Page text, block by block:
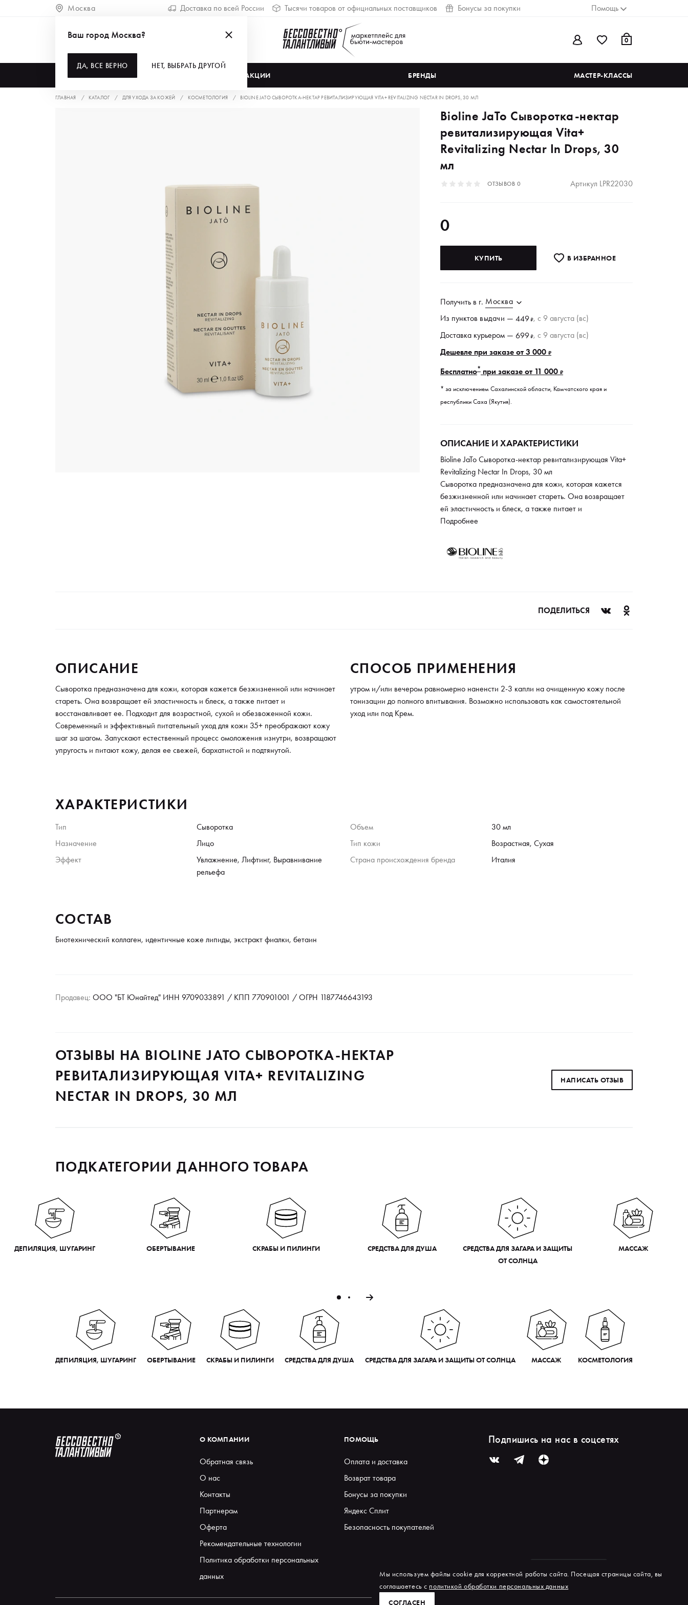
Москва Доставка по всей России Тысячи товаров от официальных поставщиков Бонусы за покупки Помощь
0
АКЦИИ БРЕНДЫ МАСТЕР-КЛАССЫ
Ваш город Москва?
ДА, ВСЕ ВЕРНО НЕТ, ВЫБРАТЬ ДРУГОЙ
ГЛАВНАЯ КАТАЛОГ ДЛЯ УХОДА ЗА КОЖЕЙ КОСМЕТОЛОГИЯ BIOLINE JATO СЫВОРОТКА-НЕКТАР РЕВИТАЛИЗИРУЮЩАЯ VITA+ REVITALIZING NECTAR IN DROPS, 30 МЛ
Bioline JaTo Сыворотка-нектар
ревитализирующая Vita+
Revitalizing Nectar In Drops, 30
мл
ОТЗЫВОВ 0 Артикул LPR22030
0
КУПИТЬ В ИЗБРАННОE
Получить в г. Москва
Из пунктов выдачи —449₽, c 9 августа (вс)
Доставка курьером —699₽, c 9 августа (вс)
Дешевле при заказе от 3 000₽
Бесплатно* при заказе от 11 000₽
* за исключением Сахалинской области, Камчатского края и
республики Саха (Якутия).
ОПИСАНИЕ И ХАРАКТЕРИСТИКИ
Bioline JaTo Сыворотка-нектар ревитализирующая Vita+
Revitalizing Nectar In Drops, 30 мл
Сыворотка предназначена для кожи, которая кажется
безжизненной или начинает стареть. Она возвращает
ей эластичность и блеск, а также питает и
восстанавливает ее. Подходит для возрастной, сухой и
питательный уход для кожи 35+ преображают кожу шаг
за шагом. Запускают естественный процесс омоложения
Подробнее
ПОДЕЛИТЬСЯ
ОПИСАНИЕ
Сыворотка предназначена для кожи, которая кажется безжизненной или начинает
стареть. Она возвращает ей эластичность и блеск, а также питает и
восстанавливает ее. Подходит для возрастной, сухой и обезвоженной кожи.
Современный и эффективный питательный уход для кожи 35+ преображают кожу
шаг за шагом. Запускают естественный процесс омоложения изнутри, возвращают
упругость и питают кожу, делая ее свежей, бархатистой и подтянутой.
СПОСОБ ПРИМЕНЕНИЯ
утром и/или вечером равномерно наненсти 2-3 капли на очищенную кожу после
тонизации до полного впитывания. Возможно использовать как самостоятельной
уход или под Крем.
ХАРАКТЕРИСТИКИ
Тип Сыворотка Объем
30 мл
Назначение
Лицо Тип кожи
Возрастная, Сухая
Эффект
Увлажнение, Лифтинг, Выравнивание
рельефа
Страна происхождения бренда Италия
СОСТАВ
Биотехнический коллаген, идентичные коже липиды, экстракт фиалки, бетаин
Продавец: ООО "БТ Юнайтед" ИНН 9709033891 / КПП 770901001 / ОГРН 1187746643193
ОТЗЫВЫ НА BIOLINE JATO СЫВОРОТКА-НЕКТАР
РЕВИТАЛИЗИРУЮЩАЯ VITA+ REVITALIZING
NECTAR IN DROPS, 30 МЛ
НАПИСАТЬ ОТЗЫВ
ПОДКАТЕГОРИИ ДАННОГО ТОВАРА
ДЕПИЛЯЦИЯ, ШУГАРИНГ ОБЕРТЫВАНИЕ СКРАБЫ И ПИЛИНГИ СРЕДСТВА ДЛЯ ДУША
СРЕДСТВА ДЛЯ ЗАГАРА И ЗАЩИТЫ
ОТ СОЛНЦА
МАССАЖ
ДЕПИЛЯЦИЯ, ШУГАРИНГ ОБЕРТЫВАНИЕ СКРАБЫ И ПИЛИНГИ СРЕДСТВА ДЛЯ ДУША СРЕДСТВА ДЛЯ ЗАГАРА И ЗАЩИТЫ ОТ СОЛНЦА МАССАЖ КОСМЕТОЛОГИЯ
О КОМПАНИИ
Обратная связь
О нас
Контакты
Партнерам
Оферта
Рекомендательные технологии
Политика обработки персональных
данных
ПОМОЩЬ
Оплата и доставка
Возврат товара
Бонусы за покупки
Яндекс Сплит
Безопасность покупателей
Подпишись на нас в соцсетях
Мы используем файлы cookie для корректной работы сайта. Посещая страницы сайта, вы
соглашаетесь с политикой обработки персональных данных
СОГЛАСЕН